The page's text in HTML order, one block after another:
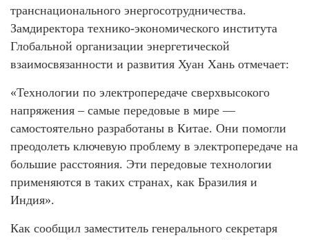
транснационального энергосотрудничества.
Замдиректора технико-экономического института
Глобальной организации энергетической
взаимосвязанности и развития Хуан Хань отмечает:
«Технологии по электропередаче сверхвысокого
напряжения – самые передовые в мире —
самостоятельно разработаны в Китае. Они помогли
преодолеть ключевую проблему в электропередаче на
большие расстояния. Эти передовые технологии
применяются в таких странах, как Бразилия и
Индия».
Как сообщил заместитель генерального секретаря